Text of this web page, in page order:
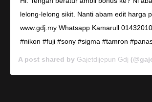
lelong-lelong sikit. Nanti abam edit harga
www.gdj.my Whatsapp Kamarull
#nikon #fuji #sony #sigma #tamron
A post shared by Gajetdijepun Gdj